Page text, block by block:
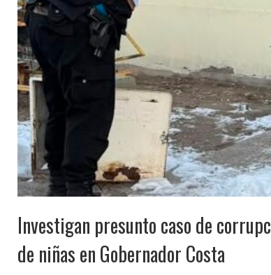
Investigan presunto caso de
de niñas en Gobernador Costa